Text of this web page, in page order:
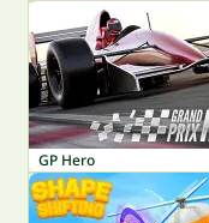
GP Hero